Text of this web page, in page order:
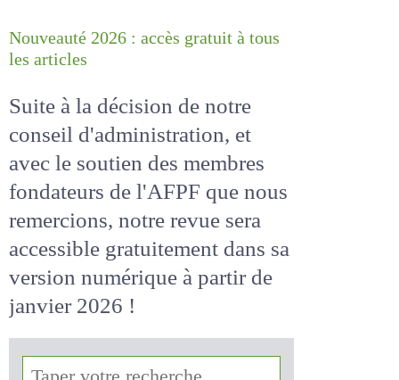
Nouveauté 2026 : accès gratuit à
Suite à la décision de notre
conseil d'administration, et
avec le soutien des membres
fondateurs de l'AFPF que nous
remercions, notre revue sera
accessiblegratuitementdans
sa version numérique
de janvier 2026 !